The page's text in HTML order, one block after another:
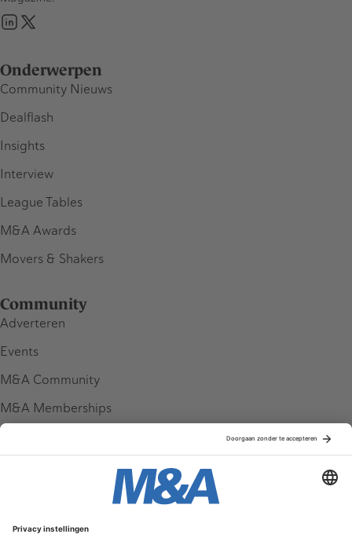
Onderwerpen
Community Nieuws
Dealflash
Insights
Interview
League Tables
M&A Awards
Movers & Shakers
Community
Adverteren
Events
M&A Community
M&A Memberships